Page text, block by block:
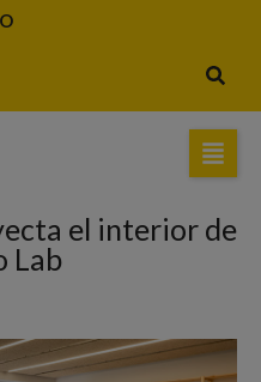
el interior de
Lab